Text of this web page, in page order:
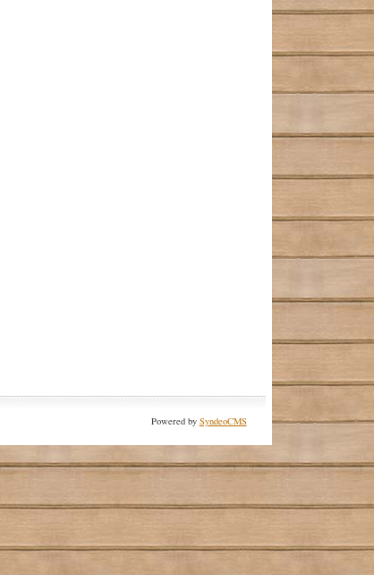
Powered by SyndeoCMS